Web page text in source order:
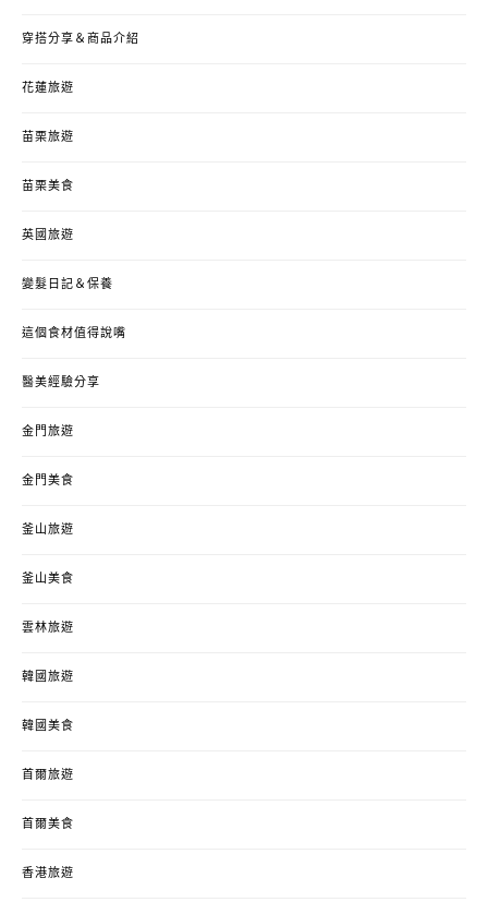
穿搭分享＆商品介紹
花蓮旅遊
苗栗旅遊
苗栗美食
英國旅遊
變髮日記＆保養
這個食材值得說嘴
醫美經驗分享
金門旅遊
金門美食
釜山旅遊
釜山美食
雲林旅遊
韓國旅遊
韓國美食
首爾旅遊
首爾美食
香港旅遊